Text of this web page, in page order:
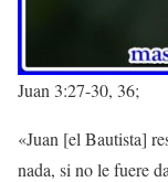
Juan 3:27-30, 36;
«Juan [el Bautista]
nada, si no le fuere